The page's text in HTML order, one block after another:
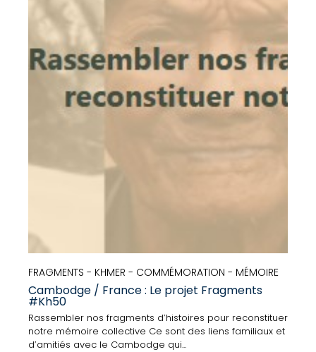
FRAGMENTS - KHMER - COMMÉMORATION - MÉMOIRE
Cambodge / France : Le projet Fragments
#Kh50
Rassembler nos fragments d’histoires pour reconstituer
notre mémoire collective Ce sont des liens familiaux et
d’amitiés avec le Cambodge qui...